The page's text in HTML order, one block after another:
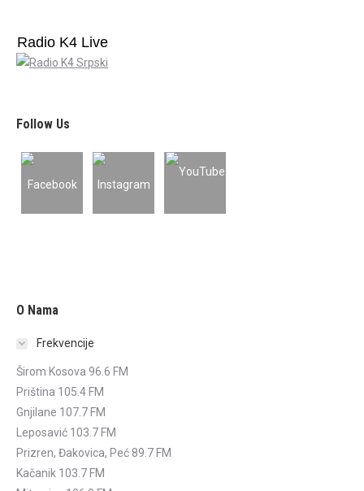
Radio K4 Live
Follow Us
O Nama
Frekvencije
Širom Kosova 96.6 FM
Priština 105.4 FM
Gnjilane 107.7 FM
Leposavić 103.7 FM
Prizren, Đakovica, Peć 89.7 FM
Kačanik 103.7 FM